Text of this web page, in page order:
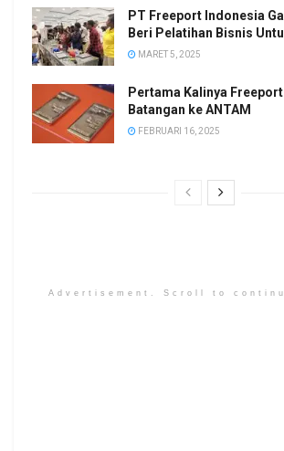
PT Freeport Indonesia
Beri Pelatihan Bisnis
MARET 5, 2025
Pertama Kalinya
Batangan ke ANTAM
FEBRUARI 16, 2025
Advertisement. Scroll to